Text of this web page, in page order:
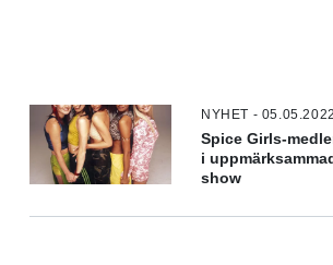
NYHET - 05.05.2022
Spice Girls-
i
show